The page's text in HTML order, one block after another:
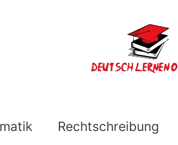
Rechtschreibung